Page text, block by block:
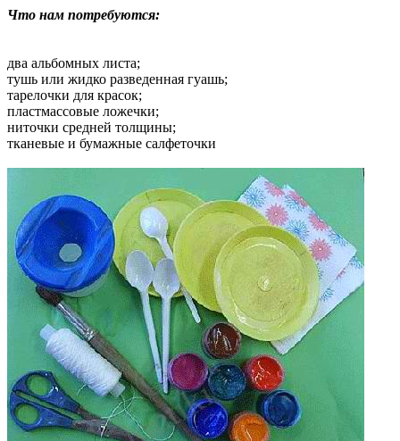
Что нам потребуются:
два альбомных листа;
тушь или жидко разведенная гуашь;
тарелочки для красок;
пластмассовые ложечки;
ниточки средней толщины;
тканевые и бумажные салфеточки